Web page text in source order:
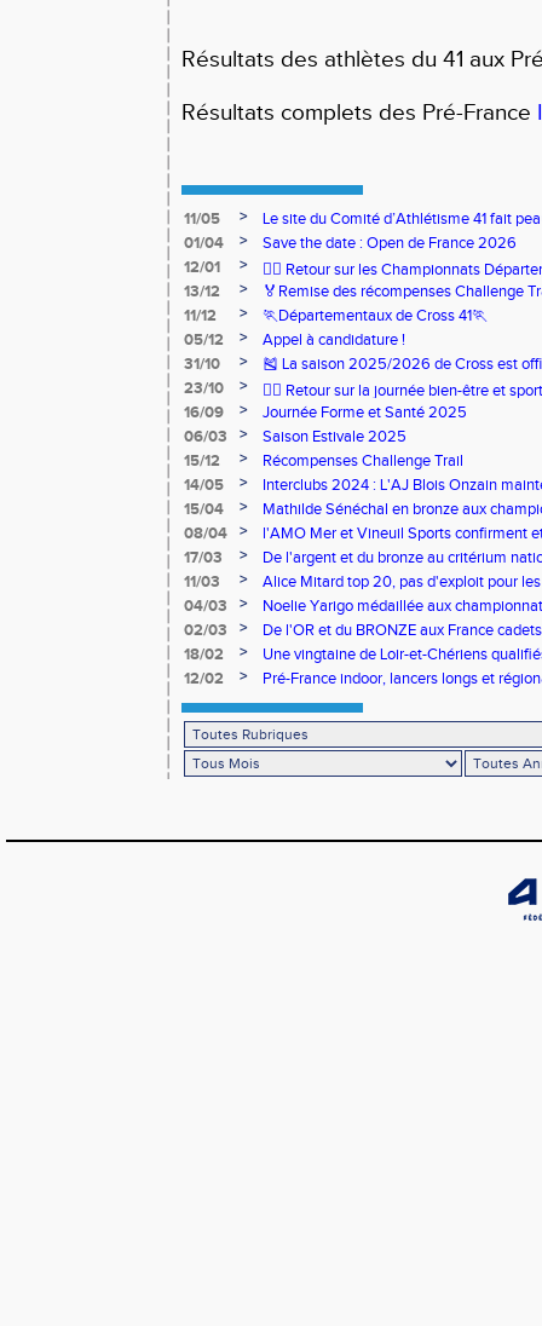
Résultats des athlètes du 41 aux
Résultats complets des Pré-France
11/05 >
Le site du Comité d’Athlétisme 41 fait
01/04
>
Save the date : Open de France 2026
12/01
>
🏃‍♂️ Retour sur les Championnats
13/12
>
🏅Remise des récompenses Challenge
11/12
>
🏃Départementaux de Cross 41🏃
05/12
>
Appel à candidature !
31/10
>
🎽 La saison 2025/2026 de Cross est
23/10
>
🧘‍♀️ Retour sur la journée bien-être et
16/09
>
Journée Forme et Santé 2025
06/03
>
Saison Estivale 2025
15/12
>
Récompenses Challenge Trail
14/05
>
Interclubs 2024 : L'AJ Blois Onzain
Romorantin en N2B
15/04 >
Mathilde Sénéchal en bronze aux
08/04
>
l'AMO Mer et Vineuil Sports confirment
benjamins
17/03 >
De l'argent et du bronze au critérium
11/03
>
Alice Mitard top 20, pas d'exploit pour
04/03
>
Noelie Yarigo médaillée aux
02/03
>
De l'OR et du BRONZE aux France
18/02
>
Une vingtaine de Loir-et-Chériens
12/02
> Pré-France indoor, lancers longs et